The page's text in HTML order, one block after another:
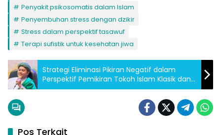
Penyakit psikosomatis dalam Islam
Penyembuhan stress dengan dzikir
Stress dalam perspektif tasawuf
Terapi sufistik untuk kesehatan jiwa
Strategi Eliminasi Pikiran Negatif dalam
Perspektif Pemikiran Tokoh Islam Klasik dan
Kontemporer: Suatu Kajian Psikospiritual
Pos Terkait